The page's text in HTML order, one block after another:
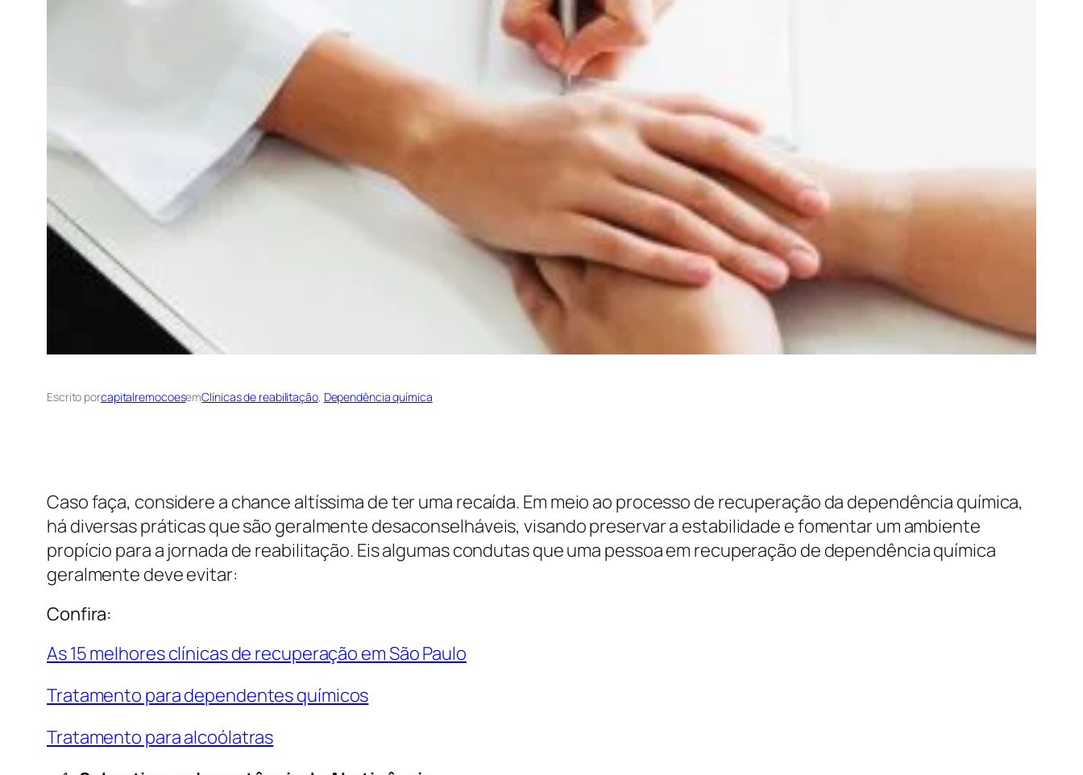
Escrito porcapitalremocoesemClínicas de reabilitação, Dependência química
Caso faça, considere a chance altíssima de ter uma recaída. Em meio ao processo de recuperação da dependência química,
há diversas práticas que são geralmente desaconselháveis, visando preservar a estabilidade e fomentar um ambiente
propício para a jornada de reabilitação. Eis algumas condutas que uma pessoa em recuperação de dependência química
geralmente deve evitar:
Confira:
As 15 melhores clínicas de recuperação em São Paulo
Tratamento para dependentes químicos
Tratamento para alcoólatras